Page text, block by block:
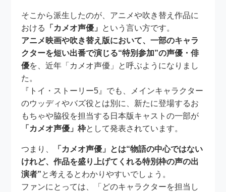
そこから派生したのが、アニメや吹き替え作品に
おける
「カメオ声優」 という言い方です。
アニメ映画や吹き替え版において、一部のキャラ
クターを短い出番で演じる“特別参加”の声優・俳
優を、近年「カメオ声優」と呼ぶようになりまし
た。
『トイ・ストーリー5』でも、メインキャラクター
のウッディやバズ役とは別に、新たに登場するお
もちゃや脇役を担当する日本版キャストの一部が
「カメオ声優」枠として発表されています。
つまり、
「カメオ声優」とは“物語の中心ではない
けれど、作品を盛り上げてくれる特別枠の声の出
演者”と考えるとわかりやすいでしょう。
ファンにとっては、「どのキャラクターを担当し